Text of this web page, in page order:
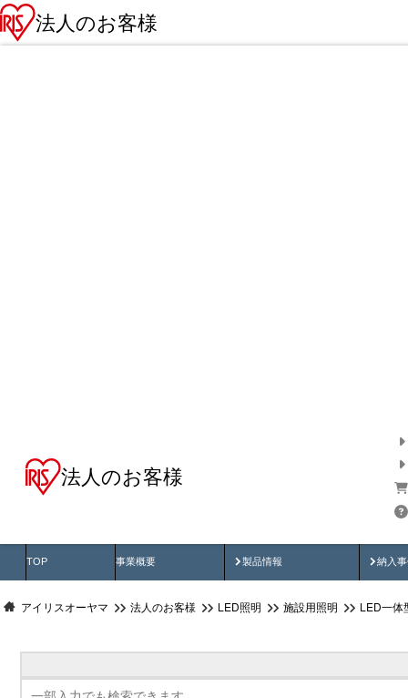
法人のお客様
法人のお客様
TOP 事業概要 製品情報
製品動画 納入
納
アイリスオーヤマ 法人のお客様 LED照明 施設用照明 LED一体